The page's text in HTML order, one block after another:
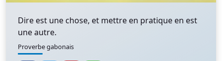
Dire est une chose, et mettre en pratique en est
une autre.
Proverbe gabonais